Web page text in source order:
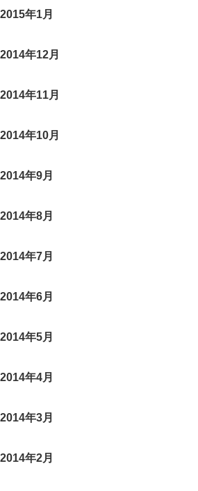
2015年1月
2014年12月
2014年11月
2014年10月
2014年9月
2014年8月
2014年7月
2014年6月
2014年5月
2014年4月
2014年3月
2014年2月